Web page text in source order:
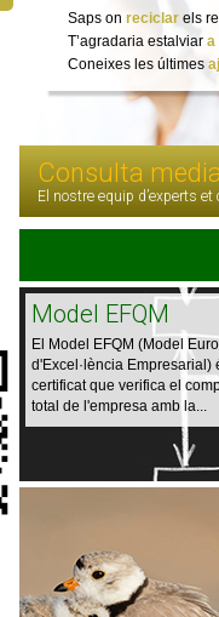
Saps on reciclar els
T’agradaria estalviar a
Coneixes les últimes
Consulta
El nostre equip d’experts et
Model EFQM
El Model EFQM (Model
d'Excel·lència Empresarial)
certificat que verifica el
total de l'empresa amb la...